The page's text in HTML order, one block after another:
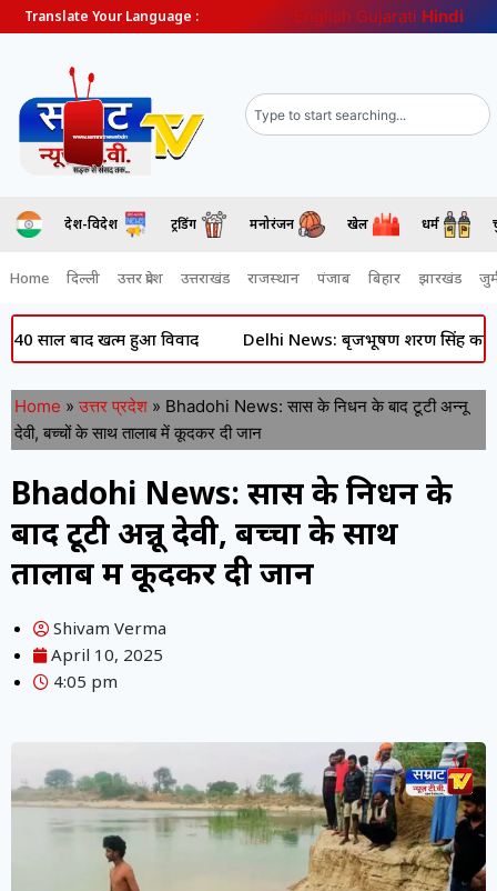
Translate Your Language : English Gujarati Hindi
देश-विदेश ट्रेंडिंग मनोरंजन खेल धर्म
Home दिल्ली उत्तर प्रदेश उत्तराखंड राजस्थान पंजाब बिहार झारखंड
बाद खत्म हुआ विवाद Delhi News: बृजभूषण शरण सिंह का बड़ा
Home » उत्तर प्रदेश » Bhadohi News: सास के निधन के बाद टूटी अन्नू
देवी, बच्चों के साथ तालाब में कूदकर दी जान
Bhadohi News: सास के निधन के
बाद टूटी अन्नू देवी, बच्चों के साथ
तालाब में कूदकर दी जान
Shivam Verma
April 10, 2025
4:05 pm